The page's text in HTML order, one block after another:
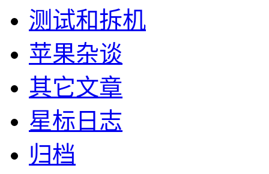
测试和拆机
苹果杂谈
其它文章
星标日志
归档